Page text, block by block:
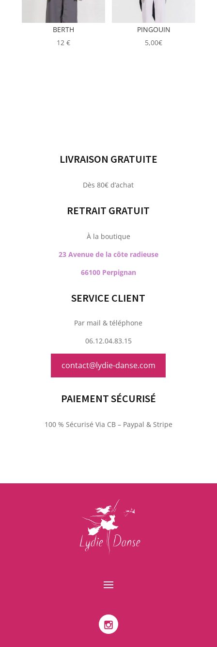
BERTH
12 €
PINGOUIN
5,00€
LIVRAISON GRATUITE
Dès 80€ d’achat
RETRAIT GRATUIT
À la boutique
23 Avenue de la côte radieuse
66100 Perpignan
SERVICE CLIENT
Par mail & téléphone
06.12.04.83.15
contact@lydie-danse.com
PAIEMENT SÉCURISÉ
100 % Sécurisé Via CB – Paypal & Stripe